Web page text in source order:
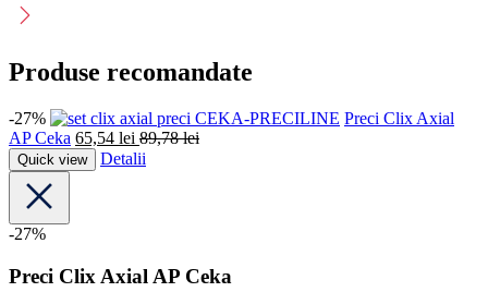
Produse recomandate
-27% CEKA-PRECILINE Preci Clix Axial
AP Ceka 65,54 lei 89,78lei
Quick view Detalii
-27%
Preci Clix Axial AP Ceka